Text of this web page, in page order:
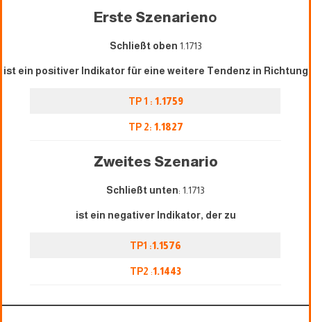
Erste Szenarieno
Schließt oben 1.1713
ist ein positiver Indikator für eine weitere Tendenz in Richtung
TP 1 : 1.1759
TP 2: 1.1827
Zweites Szenario
Schließt unten: 1.1713
ist ein negativer Indikator, der zu
TP1 :1.1576
TP2 :1.1443